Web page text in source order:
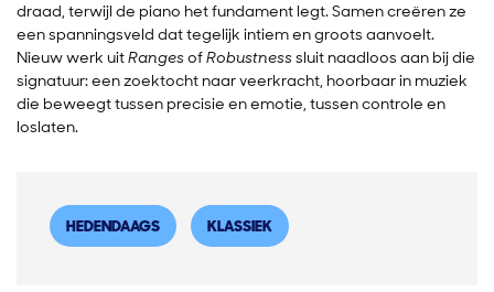
draad, terwijl de piano het fundament legt. Samen creëren ze
een spanningsveld dat tegelijk intiem en groots aanvoelt.
Nieuw werk uitRangesofRobustnesssluit naadloos aan bij die
signatuur: een zoektocht naar veerkracht, hoorbaar in muziek
die beweegt tussen precisie en emotie, tussen controle en
loslaten.
HEDENDAAGS KLASSIEK